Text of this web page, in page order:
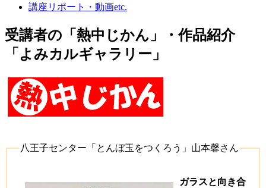
etc.
講座リポート・動画etc.
受講者の「熱中じかん」・作品紹介
「よみカルギャラリー」
八王子センター「とんぼ玉をつくろう」山本馨さん
ガラスと向き合